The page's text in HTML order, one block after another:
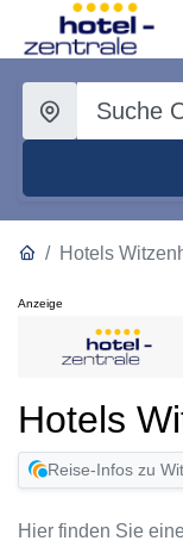
Hotels
Anzeige
Hotels
Reise-Infos zu
Hier finden Sie